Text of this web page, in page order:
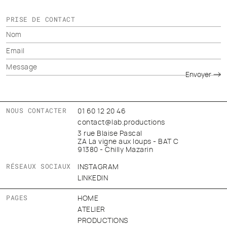
PRISE DE CONTACT
Envoyer
NOUS CONTACTER
01 60 12 20 46
contact@lab.productions
3 rue Blaise Pascal
ZA La vigne aux loups - BAT C
91380 - Chilly Mazarin
RÉSEAUX SOCIAUX
INSTAGRAM
LINKEDIN
PAGES
HOME
ATELIER
PRODUCTIONS